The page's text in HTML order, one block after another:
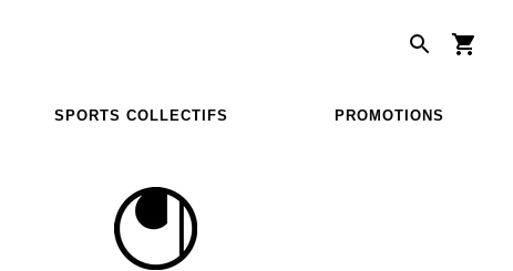
SPORTS COLLECTIFS PROMOTIONS